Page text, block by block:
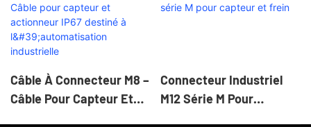
Câble À Connecteur M8 –
Câble Pour Capteur Et
Connecteur Industriel
M12 Série M Pour